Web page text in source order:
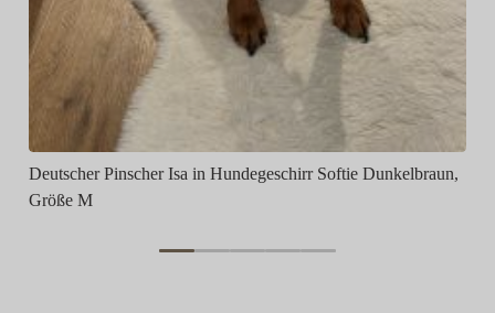
Deutscher Pinscher Isa in Hundegeschirr Softie Dunkelbraun,
Größe M